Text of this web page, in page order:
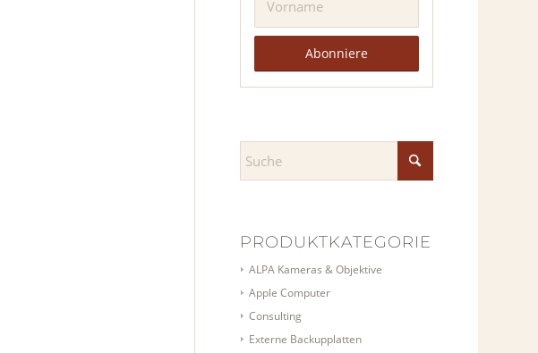
PRODUKTKATEGORIEN
ALPA Kameras & Objektive
Apple Computer
Consulting
Externe Backupplatten